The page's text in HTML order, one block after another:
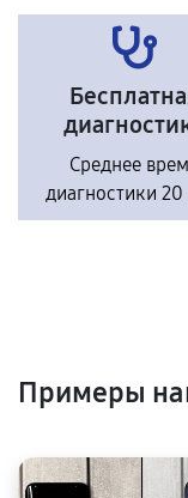
Среднее
диагностики
Примеры